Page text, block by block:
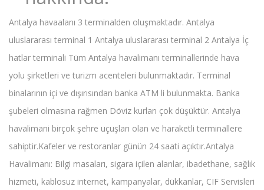
Antalya havaalanı 3 terminalden oluşmaktadır. Antalya
uluslararası terminal 1 Antalya uluslararası terminal 2 Antalya İç
hatlar terminali Tüm Antalya havalimanı terminallerinde hava
yolu şirketleri ve turizm acenteleri bulunmaktadır. Terminal
binalarının içi ve dışırısından banka ATM li bulunmakta. Banka
şubeleri olmasına rağmen Döviz kurları çok düşüktür. Antalya
havalimani birçok şehre uçuşları olan ve haraketli terminallere
sahiptir.Kafeler ve restoranlar günün 24 saati açıktır.Antalya
Havalimanı: Bilgi masaları, sigara içilen alanlar, ibadethane, sağlık
hizmeti, kablosuz internet, kampanyalar, dükkanlar, CIF Servisleri